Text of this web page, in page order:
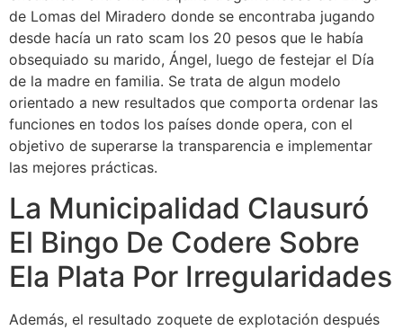
de Lomas del Miradero donde se encontraba jugando
desde hacía un rato scam los 20 pesos que le había
obsequiado su marido, Ángel, luego de festejar el Día
de la madre en familia. Se trata de algun modelo
orientado a new resultados que comporta ordenar las
funciones en todos los países donde opera, con el
objetivo de superarse la transparencia e implementar
las mejores prácticas.
La Municipalidad Clausuró
El Bingo De Codere Sobre
Ela Plata Por Irregularidades
Además, el resultado zoquete de explotación después